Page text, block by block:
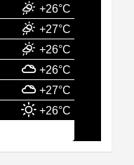
+26°C
+27°C
+26°C
+26°C
+27°C
+26°C